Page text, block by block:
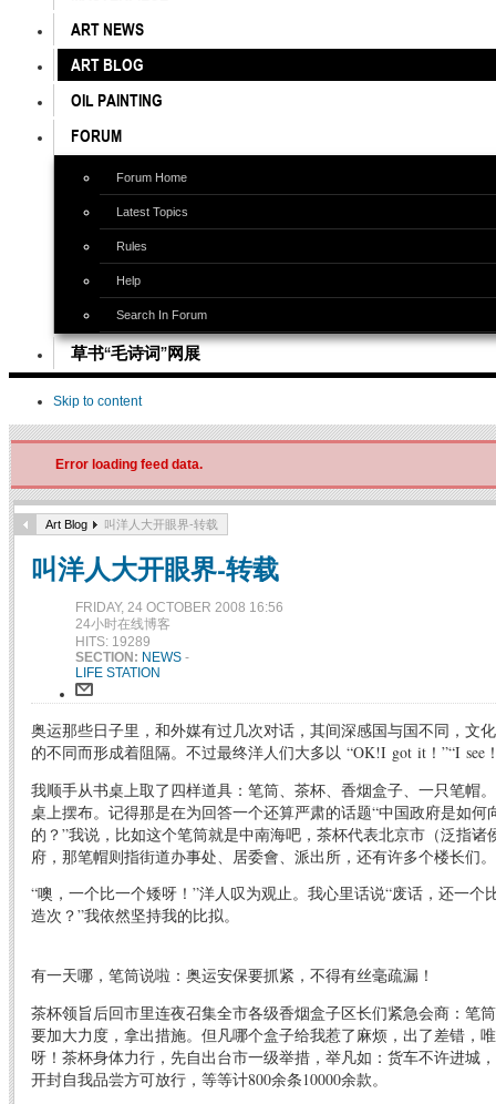
ART NEWS
ART BLOG
OIL PAINTING
FORUM
Forum Home
Latest Topics
Rules
Help
Search In Forum
草书“毛诗词”网展
Skip to content
Error loading feed data.
Art Blog 叫洋人大开眼界-转载
叫洋人大开眼界-转载
FRIDAY, 24 OCTOBER 2008 16:56
24小时在线博客
HITS: 19289
SECTION: NEWS -
LIFE STATION
奥运那些日子里，和外媒有过几次对话，其间深感国与国不同，文
的不同而形成着阻隔。不过最终洋人们大多以 “OK!I got it！”“I see
我顺手从书桌上取了四样道具：笔筒、茶杯、香烟盒子、一只笔帽
桌上摆布。记得那是在为回答一个还算严肃的话题“中国政府是如何
的？”我说，比如这个笔筒就是中南海吧，茶杯代表北京市（泛指
府，那笔帽则指街道办事处、居委會、派出所，还有许多个楼长们。
“噢，一个比一个矮呀！”洋人叹为观止。我心里话说“废话，还一个
造次？”我依然坚持我的比拟。
有一天哪，笔筒说啦：奥运安保要抓紧，不得有丝毫疏漏！
茶杯领旨后回市里连夜召集全市各级香烟盒子区长们紧急会商：笔
要加大力度，拿出措施。但凡哪个盒子给我惹了麻烦，出了差错，
呀！茶杯身体力行，先自出台市一级举措，举凡如：货车不许进城
开封自我品尝方可放行，等等计800余条10000余款。